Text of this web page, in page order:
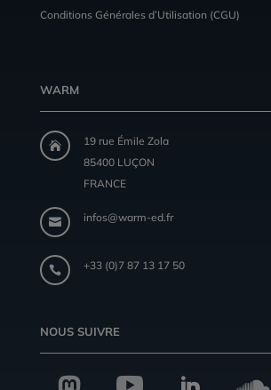
Conditions Générales d’Utilisation (CGU)
WARM

19 rue Émile Zola
85400 LUÇON
FRANCE
 infos@warm-ed.fr
 +33 (0)7 87 13 17 50
NOUS SUIVRE